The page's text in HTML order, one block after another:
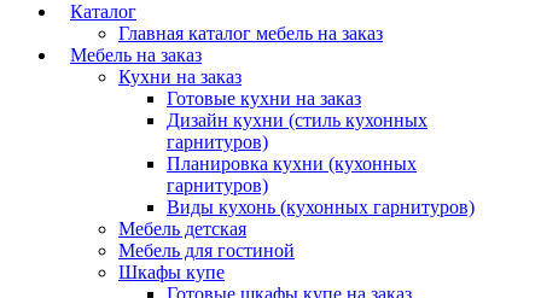
Каталог
Главная каталог мебель на заказ
Мебель на заказ
Кухни на заказ
Готовые кухни на заказ
Дизайн кухни (стиль кухонных
гарнитуров)
Планировка кухни (кухонных
гарнитуров)
Виды кухонь (кухонных гарнитуров)
Мебель детская
Мебель для гостиной
Шкафы купе